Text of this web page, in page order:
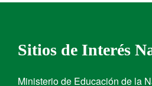
Sitios de Interés
Ministerio de Educación de la